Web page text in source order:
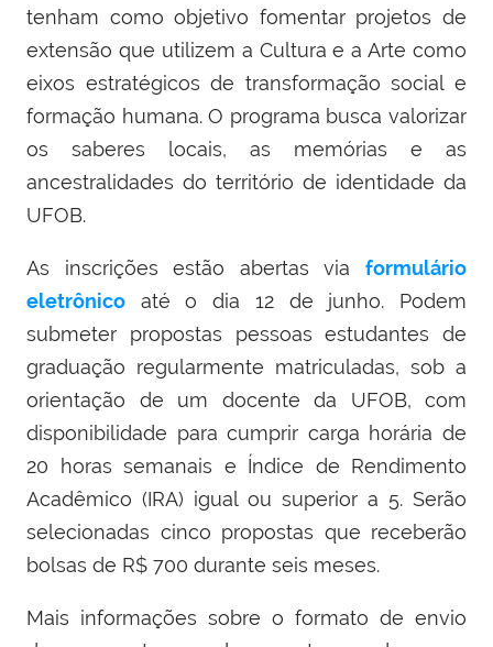
tenham como objetivo fomentar projetos de
extensão que utilizem a Cultura e a Arte como
eixos estratégicos de transformação social e
formação humana. O programa busca valorizar
os saberes locais, as memórias e as
ancestralidades do território de identidade da
UFOB.
As inscrições estão abertas via formulário
eletrônico até o dia 12 de junho. Podem
submeter propostas pessoas estudantes de
graduação regularmente matriculadas, sob a
orientação de um docente da UFOB, com
disponibilidade para cumprir carga horária de
20 horas semanais e Índice de Rendimento
Acadêmico (IRA) igual ou superior a 5. Serão
selecionadas cinco propostas que receberão
bolsas de R$ 700 durante seis meses.
Mais informações sobre o formato de envio